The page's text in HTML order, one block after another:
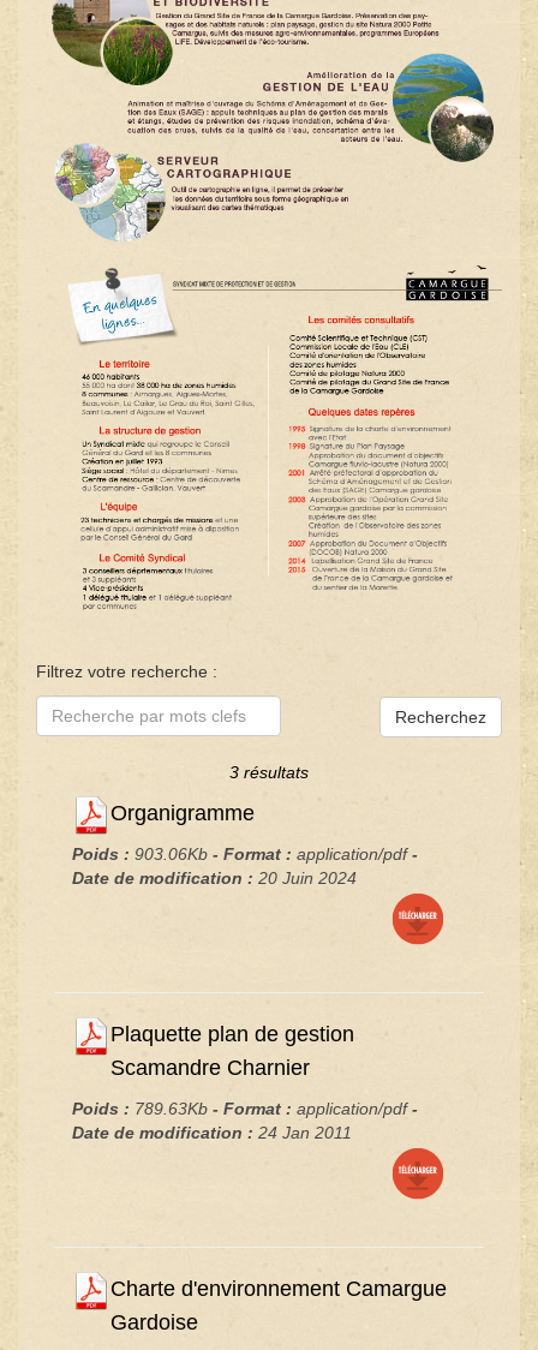
Filtrez votre recherche :
Recherchez
3 résultats
Organigramme
Poids : 903.06Kb - Format : application/pdf-
Date de modification : 20 Juin 2024
Plaquette plan de gestion
Scamandre Charnier
Poids : 789.63Kb - Format : application/pdf-
Date de modification : 24 Jan 2011
Charte d'environnement Camargue
Gardoise